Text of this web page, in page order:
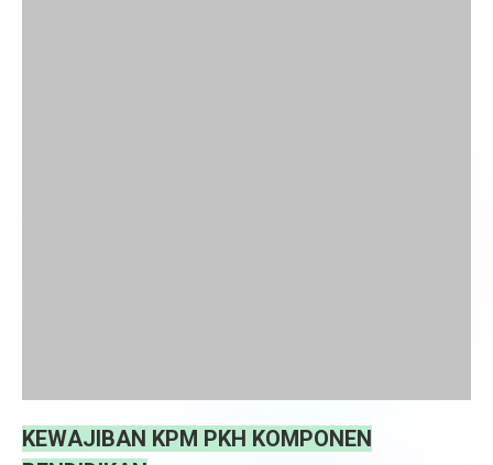
KEWAJIBAN KPM PKH KOMPONEN